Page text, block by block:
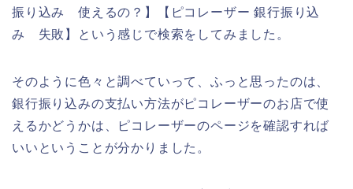
振り込み 使えるの？】【ピコレーザー 銀行振り込
み 失敗】という感じで検索をしてみました。
そのように色々と調べていって、ふっと思ったのは、
銀行振り込みの支払い方法がピコレーザーのお店で使
えるかどうかは、ピコレーザーのページを確認すれば
いいということが分かりました。